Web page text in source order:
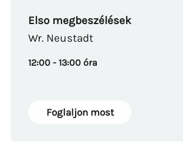
Elso megbeszélések
Wr. Neustadt
12:00 - 13:00 óra
Foglaljon most